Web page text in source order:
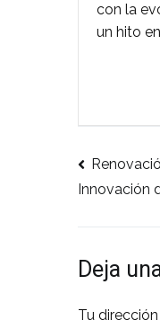
con la
un hito
Innovación
Deja
Tu